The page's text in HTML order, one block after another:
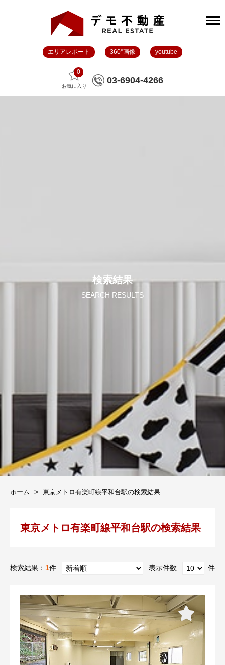
エリアレポート 360°画像 youtube
0
お気に入り
03-6904-4266
検索結果
SEARCH RESULTS
ホーム 東京メトロ有楽町線平和台駅の検索結果
東京メトロ有楽町線平和台駅の検索結果
検索結果： 1件 表示件数 件